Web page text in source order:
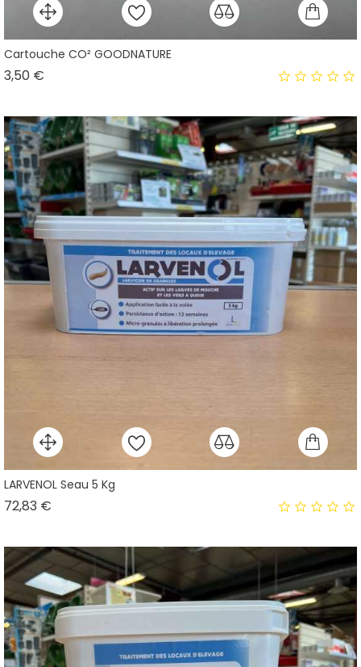
Cartouche CO² GOODNATURE
3,50 €
LARVENOL Seau 5 Kg
72,83 €